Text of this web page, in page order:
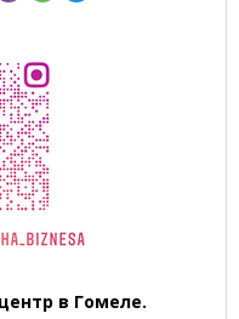
в Гомеле.